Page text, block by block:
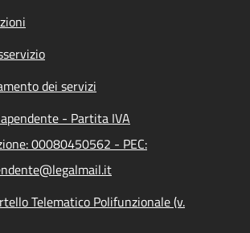
dei servizi
- Partita IVA
00080450562 - PEC:
Telematico Polifunzionale (v.